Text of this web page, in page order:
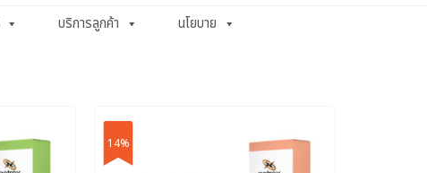
บริการลูกค้า นโยบาย
14%